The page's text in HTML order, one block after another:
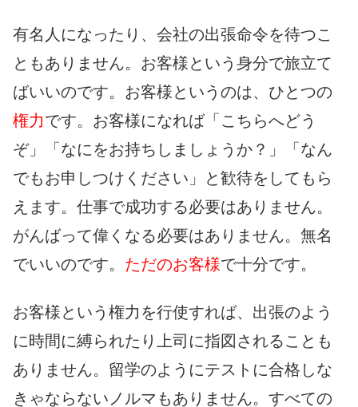
有名人になったり、会社の出張命令を待つこ
ともありません。お客様という身分で旅立て
ばいいのです。お客様というのは、ひとつの
権力です。お客様になれば「こちらへどう
ぞ」「なにをお持ちしましょうか？」「なん
でもお申しつけください」と歓待をしてもら
えます。仕事で成功する必要はありません。
がんばって偉くなる必要はありません。無名
でいいのです。 ただのお客様で十分です。
お客様という権力を行使すれば、出張のよう
に時間に縛られたり上司に指図されることも
ありません。留学のようにテストに合格しな
きゃならないノルマもありません。すべての